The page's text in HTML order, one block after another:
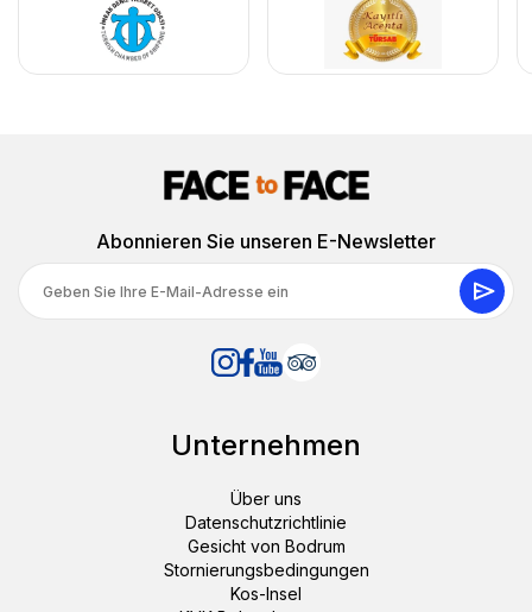
Abonnieren Sie unseren E-Newsletter
Unternehmen
Über uns
Datenschutzrichtlinie
Gesicht von Bodrum
Stornierungsbedingungen
Kos-Insel